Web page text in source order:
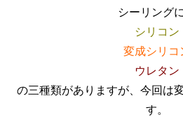
シーリング
シリコン
変成シリコ
ウレタン
の三種類がありますが、今回は
す。